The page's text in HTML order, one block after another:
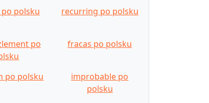
polsku recurring po polsku
po
fracas po polsku
po polsku
improbable po
polsku